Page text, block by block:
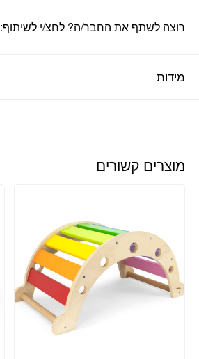
מידות
רוצה לשתף את החבר/ה? לחצ/י לשיתוף:
מוצרים קשורים